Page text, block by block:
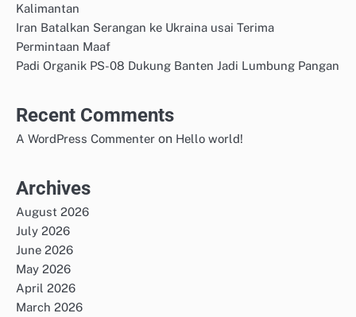
Kalimantan
Iran Batalkan Serangan ke Ukraina usai Terima
Permintaan Maaf
Padi Organik PS-08 Dukung Banten Jadi Lumbung Pangan
Recent Comments
A WordPress Commenter on Hello world!
Archives
August 2026
July 2026
June 2026
May 2026
April 2026
March 2026